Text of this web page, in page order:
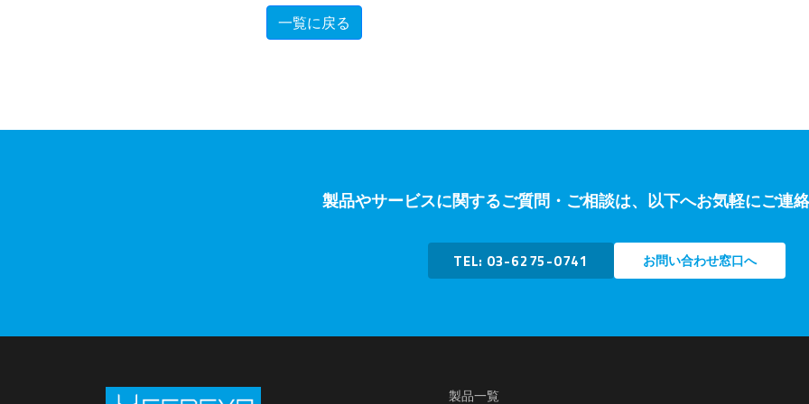
一覧に戻る
製品やサービスに関するご質問・ご相談は、以下へお気軽にご連絡
TEL: 03-6275-0741 お問い合わせ窓口へ
製品一覧